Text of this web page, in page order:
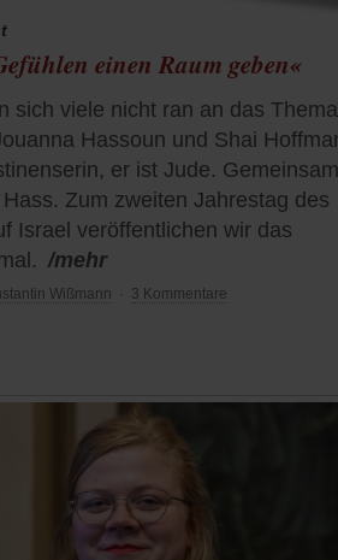
einen Raum geben«
sich viele nicht ran an das Thema
Hassoun und Shai
er ist Jude. Gemeinsam
Zum zweiten Jahrestag des
Israel veröffentlichen wir das
/mehr
Wißmann 3 Kommentare